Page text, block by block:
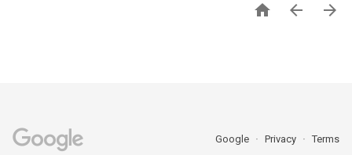
  
Google Privacy Terms